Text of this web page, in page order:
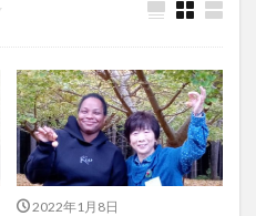
2022年1月8日